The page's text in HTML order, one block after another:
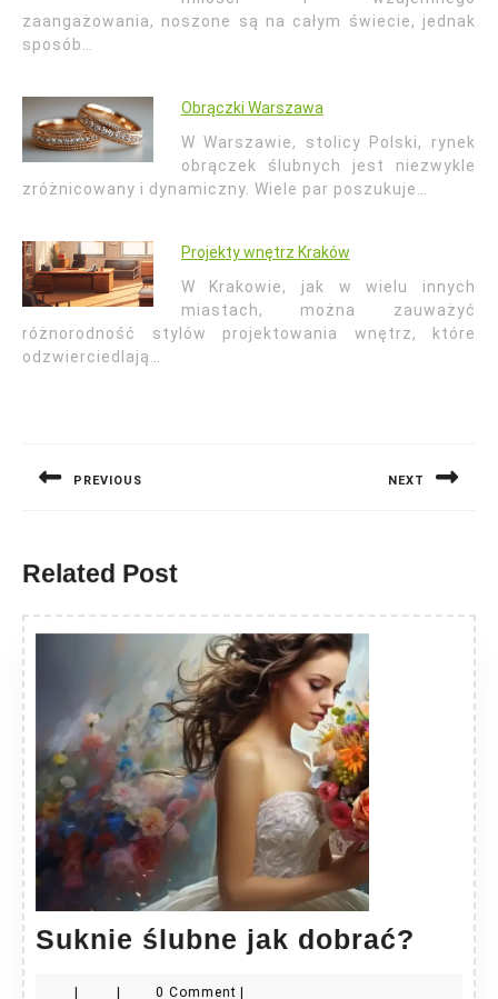
zaangażowania, noszone są na całym świecie, jednak
sposób…
Obrączki Warszawa
W Warszawie, stolicy Polski, rynek
obrączek ślubnych jest niezwykle
zróżnicowany i dynamiczny. Wiele par poszukuje…
Projekty wnętrz Kraków
W Krakowie, jak w wielu innych
miastach, można zauważyć
różnorodność stylów projektowania wnętrz, które
odzwierciedlają…
PREVIOUS NEXT
Related Post
Suknie ślubne jak dobrać?
0 Comment